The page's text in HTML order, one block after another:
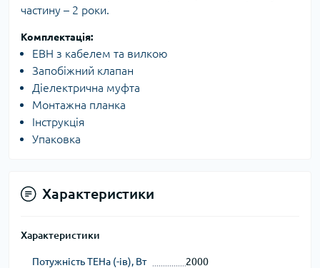
частину – 2 роки.
Комплектація:
EВН з кабелем та вилкою
Запобіжний клапан
Діелектрична муфта
Монтажна планка
Інструкція
Упаковка
Характеристики
Характеристики
Потужність ТЕНа (-ів), Вт 2000